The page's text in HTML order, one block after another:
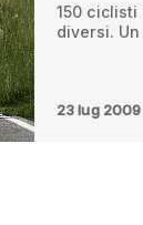
150
diversi.
23 lug 2009